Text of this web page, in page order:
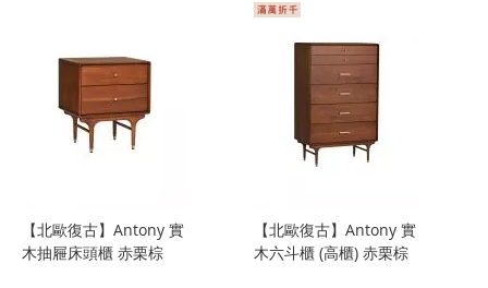
【北歐復古】Antony 實
木抽屜床頭櫃 赤栗棕
【北歐復古】Antony 實
木六斗櫃 (高櫃) 赤栗棕